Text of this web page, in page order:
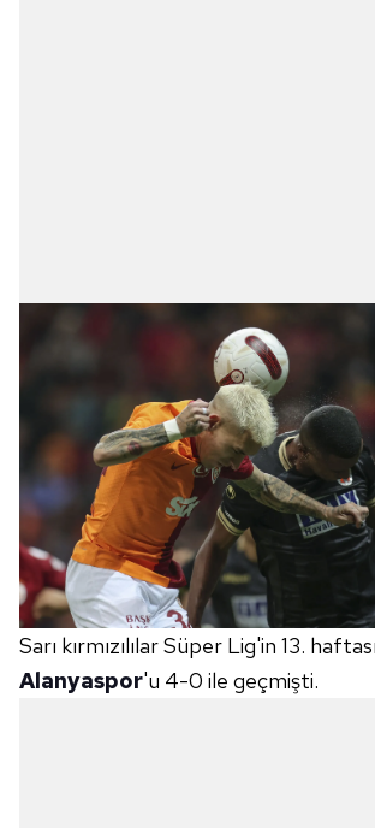
Sarı kırmızılılar Süper Lig'in 13.
Alanyaspor'u 4-0 ile geçmişti.